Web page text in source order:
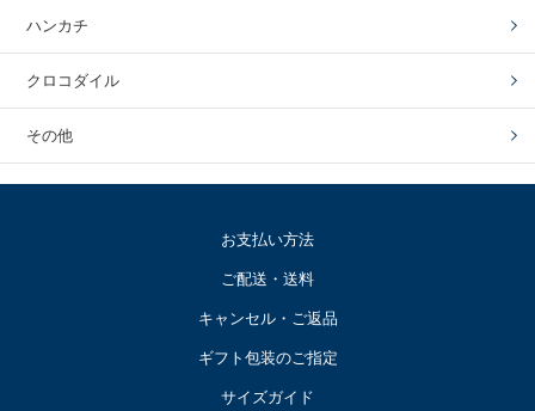
ハンカチ
クロコダイル
その他
お支払い方法
ご配送・送料
キャンセル・ご返品
ギフト包装のご指定
サイズガイド